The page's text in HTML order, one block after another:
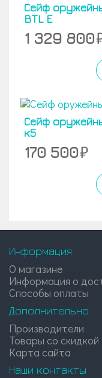
Сейф
BTL E
1 329 800
Сейф
к5
170 500
Информация
О магазине
Информация о
Способы оплаты
Дополнительно
Производители
Товары со скидкой
Карта сайта
Наши контакты